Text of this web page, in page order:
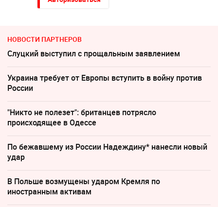
НОВОСТИ ПАРТНЕРОВ
Слуцкий выступил с прощальным заявлением
Украина требует от Европы вступить в войну против
России
"Никто не полезет": британцев потрясло
происходящее в Одессе
По бежавшему из России Надеждину* нанесли новый
удар
В Польше возмущены ударом Кремля по
иностранным активам